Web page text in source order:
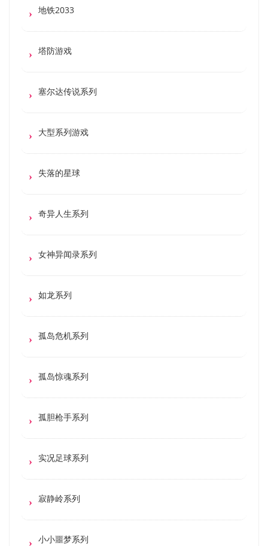
地铁2033
塔防游戏
塞尔达传说系列
大型系列游戏
失落的星球
奇异人生系列
女神异闻录系列
如龙系列
孤岛危机系列
孤岛惊魂系列
孤胆枪手系列
实况足球系列
寂静岭系列
小小噩梦系列